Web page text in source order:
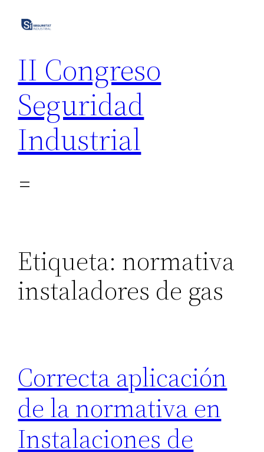
II Congreso
Seguridad
Industrial
Etiqueta: normativa
instaladores de gas
Correcta aplicación
de la normativa en
Instalaciones de